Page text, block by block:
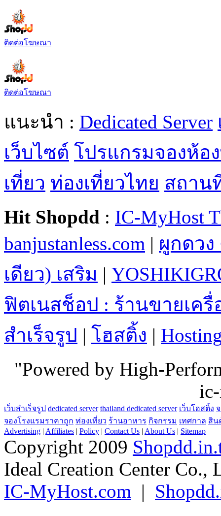
ติดต่อโฆษณา
ติดต่อโฆษณา
แนะนำ : Dedicated Server
เว็บไซต์ โปรแกรมจองห้อ
เที่ยว ท่องเที่ยวไทย สถาน
Hit Shopdd : IC-MyHost
banjustanless.com | ผูกดวง
เดียว) เสริม |
ฟิตเนสช็อป : ร้านขายเค
สำเร็จรูป | โฮสติ้ง |
"Powered by High-
เว็บสำเร็จรูป dedicated server thailand dedicated server เว็บโฮสติ้ง
จองโรงแรมราคาถูก ท่องเที่ยว ร้านอาหาร กิจกรรม เทศกาล สิน
Advertising Affiliates Policy Contact Us About Us Sitemap
Copyright 2009
Ideal Creation Center Co.,
IC-MyHost.com |